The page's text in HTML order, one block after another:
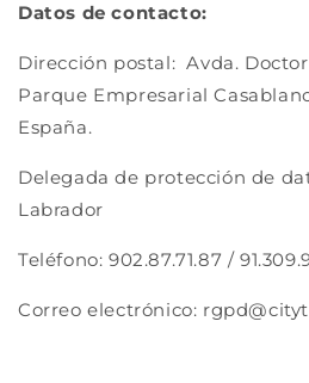
Datos de contacto:
Dirección postal: Avda. Doctor
Parque Empresarial
España.
Delegada de protección de
Labrador
Teléfono: 902.87.71.87 /
Correo electrónico: